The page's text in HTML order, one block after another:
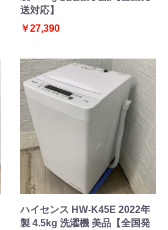
送対応】
￥27,390
ハイセンス HW-K45E 2022年
製 4.5kg 洗濯機 美品【全国発